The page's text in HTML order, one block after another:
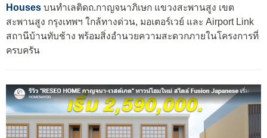
Houses บนทำเลติดถ.กาญจนาภิเษก แขวงสะพานสูง เขต
สะพานสูง กรุงเทพฯ ใกล้ทางด่วน, มอเตอร์เวย์ และ Airport Link
สถานีบ้านทับช้าง พร้อมสิ่งอำนวยความสะดวกภายในโครงการที่
ครบครัน